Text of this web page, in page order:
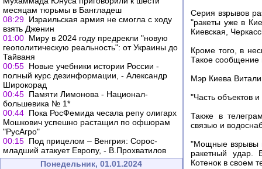
месяцам тюрьмы в Бангладеш
08:29 Израильская армия не смогла с ходу
взять Дженин
01:00 Миру в 2024 году предрекли "новую
геополитическую реальность": от Украины до
Тайваня
00:55 Новые учебники истории России -
полный курс дезинформации, - Александр
Широкорад
00:45 Памяти Лимонова - Национал-
большевика № 1*
00:44 Пока РосФемида чесала репу олигарх
Мошкович успешно растащил по офшорам
"РусАгро"
00:15 Под прицелом – Венгрия: Сорос-
младший атакует Европу, - В.Прохватилов
Понедельник, 01.01.2024
Серия взрывов
"ракеты уже в
Киевская,
Кроме того, в
Такое сообщение
Мэр Киева
"Часть объектов
Также в
связью и
"Мощные взрывы
ракетный удар.
Котенок в своем